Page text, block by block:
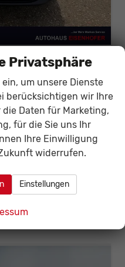
Getriebe Automatik
l/100km
km
Privatsphäre
um unsere Dienste
berücksichtigen wir Ihre
Daten für Marketing,
für die Sie uns Ihr
Ihre Einwilligung
widerrufen.
Einstellungen